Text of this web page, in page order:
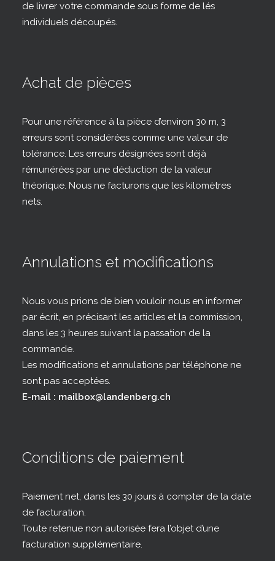
de livrer votre commande sous forme de lés
individuels découpés.
Achat de pièces
Pour une référence à la pièce d’environ 30 m, 3
erreurs sont considérées comme une valeur de
tolérance. Les erreurs désignées sont déjà
rémunérées par une déduction de la valeur
théorique. Nous ne facturons que les kilomètres
nets.
Annulations et modifications
Nous vous prions de bien vouloir nous en informer
par écrit, en précisant les articles et la commission,
dans les 3 heures suivant la passation de la
commande.
Les modifications et annulations par téléphone ne
sont pas acceptées.
E-mail : mailbox@landenberg.ch
Conditions de paiement
Paiement net, dans les 30 jours à compter de la date
de facturation.
Toute retenue non autorisée fera l’objet d’une
facturation supplémentaire.